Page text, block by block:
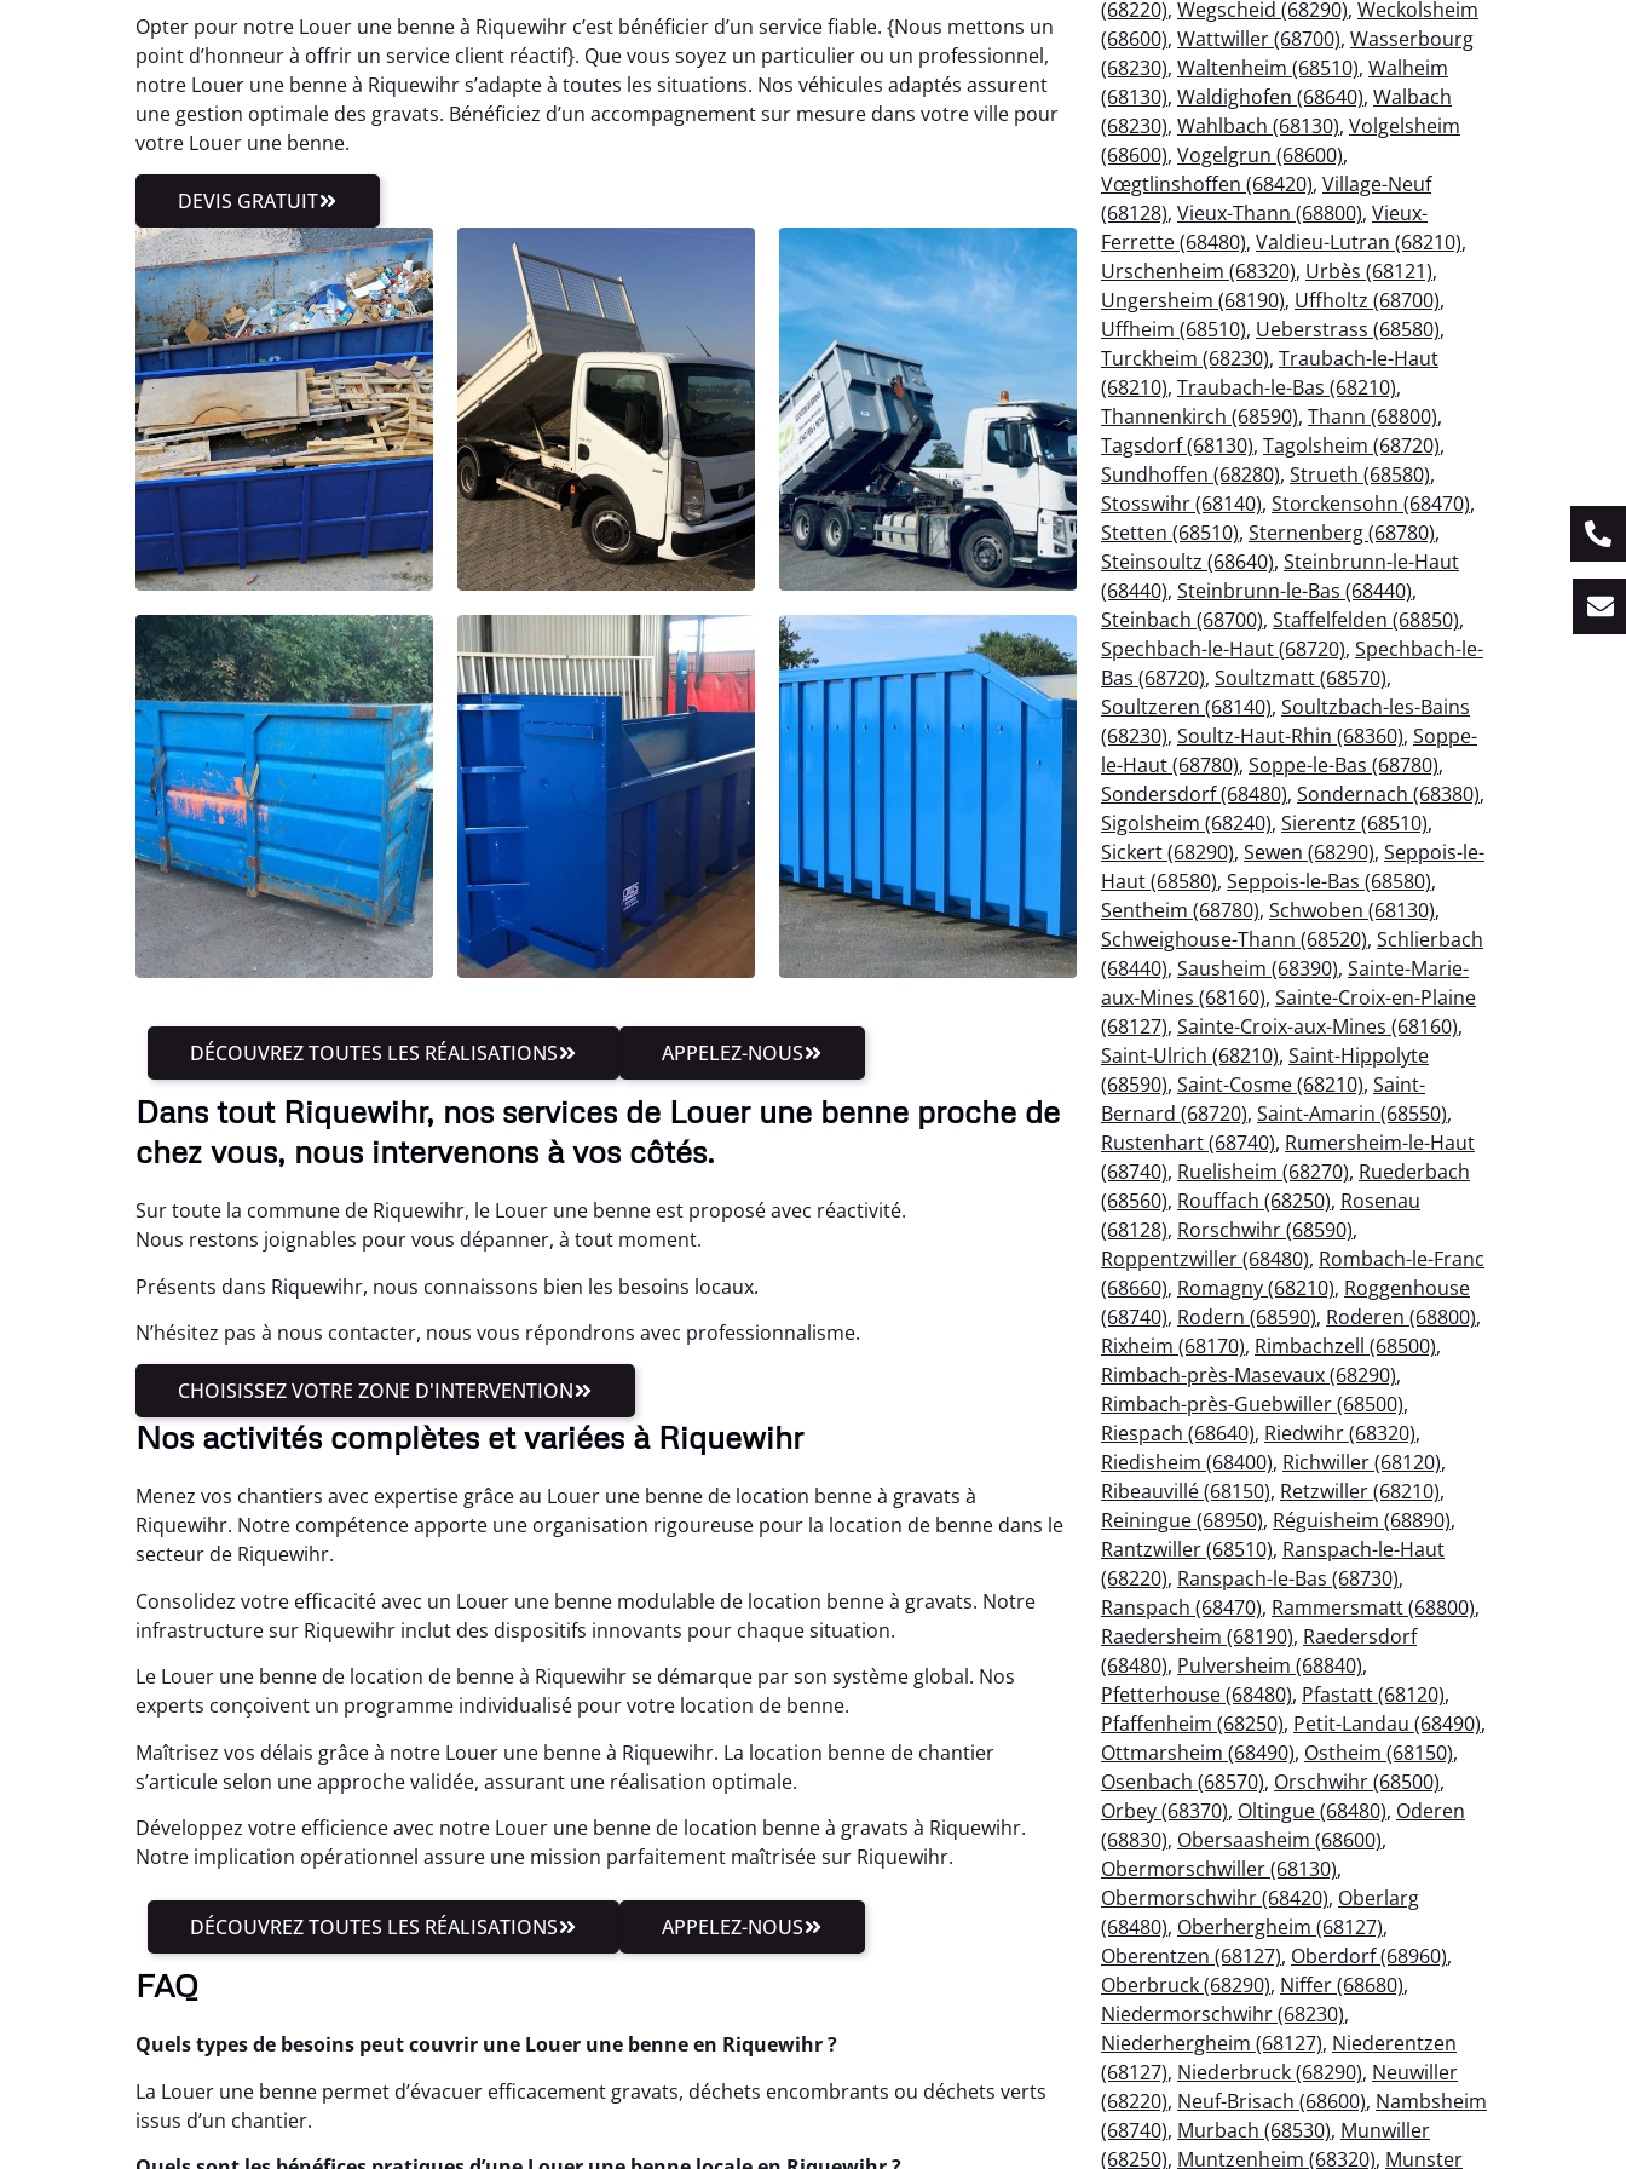
Opter pour notre Louer une benne à Riquewihr c’est bénéficier d’un service fiable. {Nous mettons un
point d’honneur à offrir un service client réactif}. Que vous soyez un particulier ou un professionnel,
notre Louer une benne à Riquewihr s’adapte à toutes les situations. Nos véhicules adaptés assurent
une gestion optimale des gravats. Bénéficiez d’un accompagnement sur mesure dans votre ville pour
votre Louer une benne.
DEVIS GRATUIT
DÉCOUVREZ TOUTES LES RÉALISATIONS APPELEZ-NOUS
Dans tout Riquewihr, nos services de Louer une benne proche de
chez vous, nous intervenons à vos côtés.
Sur toute la commune de Riquewihr, le Louer une benne est proposé avec réactivité.
Nous restons joignables pour vous dépanner, à tout moment.
Présents dans Riquewihr, nous connaissons bien les besoins locaux.
N’hésitez pas à nous contacter, nous vous répondrons avec professionnalisme.
CHOISISSEZ VOTRE ZONE D'INTERVENTION
Nos activités complètes et variées à Riquewihr
Menez vos chantiers avec expertise grâce au Louer une benne de location benne à gravats à
Riquewihr. Notre compétence apporte une organisation rigoureuse pour la location de benne dans le
secteur de Riquewihr.
Consolidez votre efficacité avec un Louer une benne modulable de location benne à gravats. Notre
infrastructure sur Riquewihr inclut des dispositifs innovants pour chaque situation.
Le Louer une benne de location de benne à Riquewihr se démarque par son système global. Nos
experts conçoivent un programme individualisé pour votre location de benne.
Maîtrisez vos délais grâce à notre Louer une benne à Riquewihr. La location benne de chantier
s’articule selon une approche validée, assurant une réalisation optimale.
Développez votre efficience avec notre Louer une benne de location benne à gravats à Riquewihr.
Notre implication opérationnel assure une mission parfaitement maîtrisée sur Riquewihr.
DÉCOUVREZ TOUTES LES RÉALISATIONS APPELEZ-NOUS
FAQ
Quels types de besoins peut couvrir une Louer une benne en Riquewihr ?
La Louer une benne permet d’évacuer efficacement gravats, déchets encombrants ou déchets verts
issus d’un chantier.
(68220), Wegscheid (68290), Weckolsheim
(68600), Wattwiller (68700), Wasserbourg
(68230), Waltenheim (68510), Walheim
(68130), Waldighofen (68640), Walbach
(68230), Wahlbach (68130), Volgelsheim
(68600), Vogelgrun (68600),
Vœgtlinshoffen (68420), Village-Neuf
(68128), Vieux-Thann (68800), Vieux-
Ferrette (68480), Valdieu-Lutran (68210),
Urschenheim (68320), Urbès (68121),
Ungersheim (68190), Uffholtz (68700),
Uffheim (68510), Ueberstrass (68580),
Turckheim (68230), Traubach-le-Haut
(68210), Traubach-le-Bas (68210),
Thannenkirch (68590), Thann (68800),
Tagsdorf (68130), Tagolsheim (68720),
Sundhoffen (68280), Strueth (68580),
Stosswihr (68140), Storckensohn (68470),
Stetten (68510), Sternenberg (68780),
Steinsoultz (68640), Steinbrunn-le-Haut
(68440), Steinbrunn-le-Bas (68440),
Steinbach (68700), Staffelfelden (68850),
Spechbach-le-Haut (68720), Spechbach-le-
Bas (68720), Soultzmatt (68570),
Soultzeren (68140), Soultzbach-les-Bains
(68230), Soultz-Haut-Rhin (68360), Soppe-
le-Haut (68780), Soppe-le-Bas (68780),
Sondersdorf (68480), Sondernach (68380),
Sigolsheim (68240), Sierentz (68510),
Sickert (68290), Sewen (68290), Seppois-le-
Haut (68580), Seppois-le-Bas (68580),
Sentheim (68780), Schwoben (68130),
Schweighouse-Thann (68520), Schlierbach
(68440), Sausheim (68390), Sainte-Marie-
aux-Mines (68160), Sainte-Croix-en-Plaine
(68127), Sainte-Croix-aux-Mines (68160),
Saint-Ulrich (68210), Saint-Hippolyte
(68590), Saint-Cosme (68210), Saint-
Bernard (68720), Saint-Amarin (68550),
Rustenhart (68740), Rumersheim-le-Haut
(68740), Ruelisheim (68270), Ruederbach
(68560), Rouffach (68250), Rosenau
(68128), Rorschwihr (68590),
Roppentzwiller (68480), Rombach-le-Franc
(68660), Romagny (68210), Roggenhouse
(68740), Rodern (68590), Roderen (68800),
Rixheim (68170), Rimbachzell (68500),
Rimbach-près-Masevaux (68290),
Rimbach-près-Guebwiller (68500),
Riespach (68640), Riedwihr (68320),
Riedisheim (68400), Richwiller (68120),
Ribeauvillé (68150), Retzwiller (68210),
Reiningue (68950), Réguisheim (68890),
Rantzwiller (68510), Ranspach-le-Haut
(68220), Ranspach-le-Bas (68730),
Ranspach (68470), Rammersmatt (68800),
Raedersheim (68190), Raedersdorf
(68480), Pulversheim (68840),
Pfetterhouse (68480), Pfastatt (68120),
Pfaffenheim (68250), Petit-Landau (68490),
Ottmarsheim (68490), Ostheim (68150),
Osenbach (68570), Orschwihr (68500),
Orbey (68370), Oltingue (68480), Oderen
(68830), Obersaasheim (68600),
Obermorschwiller (68130),
Obermorschwihr (68420), Oberlarg
(68480), Oberhergheim (68127),
Oberentzen (68127), Oberdorf (68960),
Oberbruck (68290), Niffer (68680),
Niedermorschwihr (68230),
Niederhergheim (68127), Niederentzen
(68127), Niederbruck (68290), Neuwiller
(68220), Neuf-Brisach (68600), Nambsheim
(68740), Murbach (68530), Munwiller
(68250), Muntzenheim (68320), Munster